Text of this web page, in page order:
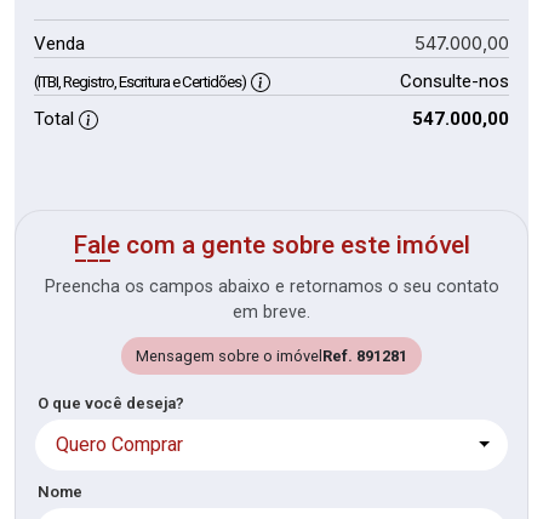
Venda 547.000,00
(ITBI, Registro, Escritura e Certidões)
Consulte-nos
Total
547.000,00
Fale com a gente sobre este imóvel
Preencha os campos abaixo e retornamos o seu contato
em breve.
Mensagem sobre o imóvel Ref. 891281
O que você deseja?
Quero Comprar
Nome